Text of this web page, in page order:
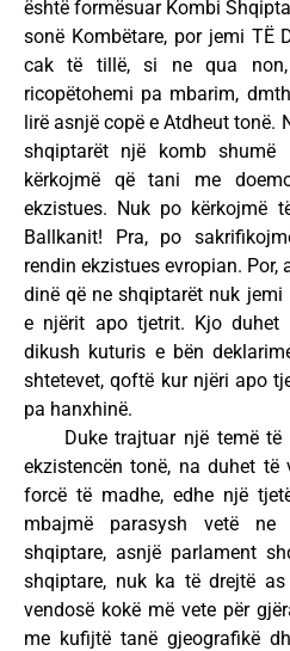
është formësuar Kombi
sonë Kombëtare, por jemi TË
cak të tillë, si ne qua
ricopëtohemi pa mbarim,
lirë asnjë copë e Atdheut tonë.
shqiptarët një komb
kërkojmë që tani me
ekzistues. Nuk po kërkojmë
Ballkanit! Pra, po
rendin ekzistues evropian. Por,
dinë që ne shqiptarët nuk
e njërit apo tjetrit. Kjo
dikush kuturis e bën
shtetevet, qoftë kur njëri apo
pa hanxhinë.
Duke trajtuar një temë të
ekzistencën tonë, na duhet të
forcë të madhe, edhe një
mbajmë parasysh vetë ne
shqiptare, asnjë parlament
shqiptare, nuk ka të drejtë
vendosë kokë më vete për
me kufijtë tanë gjeografikë